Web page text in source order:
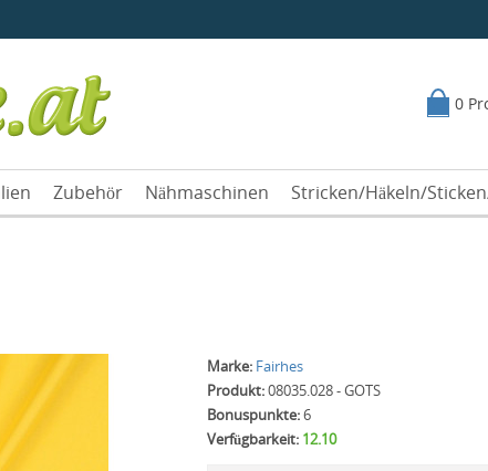
0
Zubehör Nähmaschinen Stricken/Häkeln/
Marke: Fairhes
Produkt:08035.028 - GOTS
Bonuspunkte:6
Verfügbarkeit:12.10